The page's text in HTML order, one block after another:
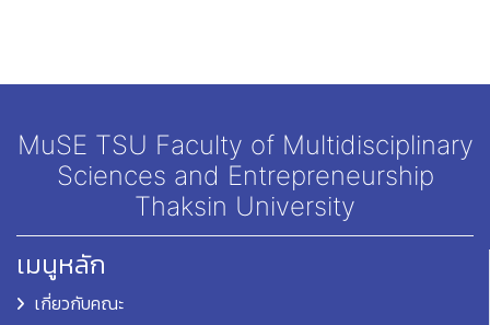
MuSE TSU Faculty of Multidisciplinary
Sciences and Entrepreneurship
Thaksin University
เมนูหลัก
เกี่ยวกับคณะ